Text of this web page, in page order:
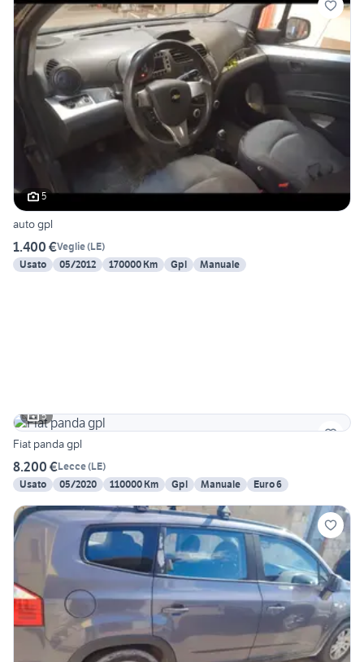
5
auto gpl
1.400 €Veglie(LE)
Usato
05/2012 170000 Km Gpl Manuale
5
Fiat panda gpl
8.200 €Lecce(LE)
Usato
05/2020 110000 Km Gpl Manuale Euro 6